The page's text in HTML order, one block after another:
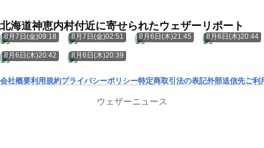
北海道神恵内村付近に寄せられたウェザーリポート
8月7日(金)09:18 8月7日(金)02:51 8月6日(木)21:45 8月6日(木)20:44
8月6日(木)20:42 8月6日(木)20:39
会社概要利用規約プライバシーポリシー特定商取引法の表記外部送信先ご利
ウェザーニュース